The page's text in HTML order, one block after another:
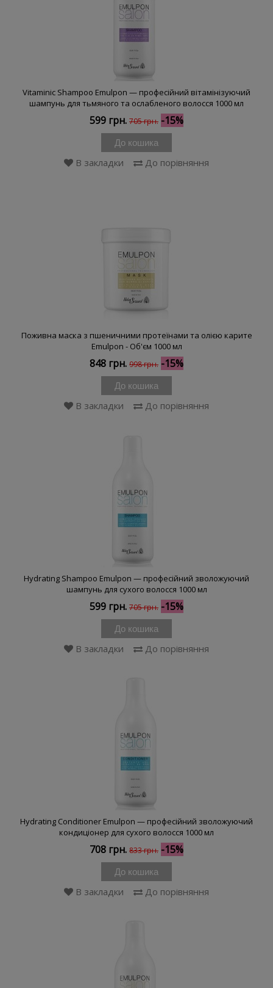
Vitaminic Shampoo Emulpon — професійний вітамінізуючий
шампунь для тьмяного та ослабленого волосся 1000 мл
599 грн. 705 грн. -15%
До кошика
В закладки До порівняння
Поживна маска з пшеничними протеїнами та олією карите
Emulpon - Об'єм 1000 мл
848 грн. 998 грн. -15%
До кошика
В закладки До порівняння
Hydrating Shampoo Emulpon — професійний зволожуючий
шампунь для сухого волосся 1000 мл
599 грн. 705 грн. -15%
До кошика
В закладки До порівняння
Hydrating Conditioner Emulpon — професійний зволожуючий
кондиціонер для сухого волосся 1000 мл
708 грн. 833 грн. -15%
До кошика
В закладки До порівняння